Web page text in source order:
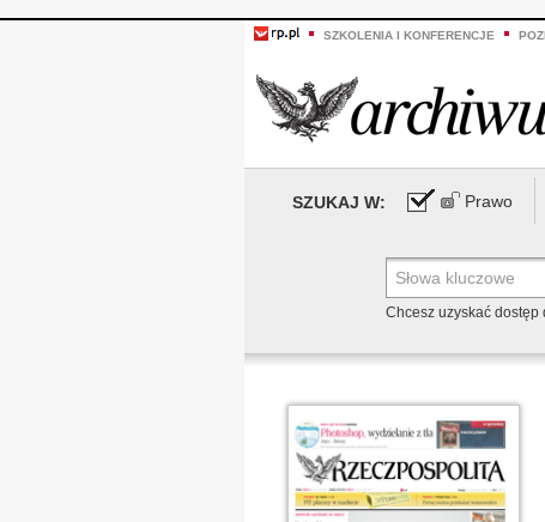
SZKOLENIA I KONFERENCJE
SZUKAJ W: Prawo
Chcesz uzyskać dostęp